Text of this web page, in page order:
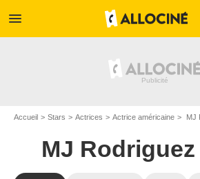
menu
Accueil Stars Actrices Actrice américaine MJ
MJ Rodriguez